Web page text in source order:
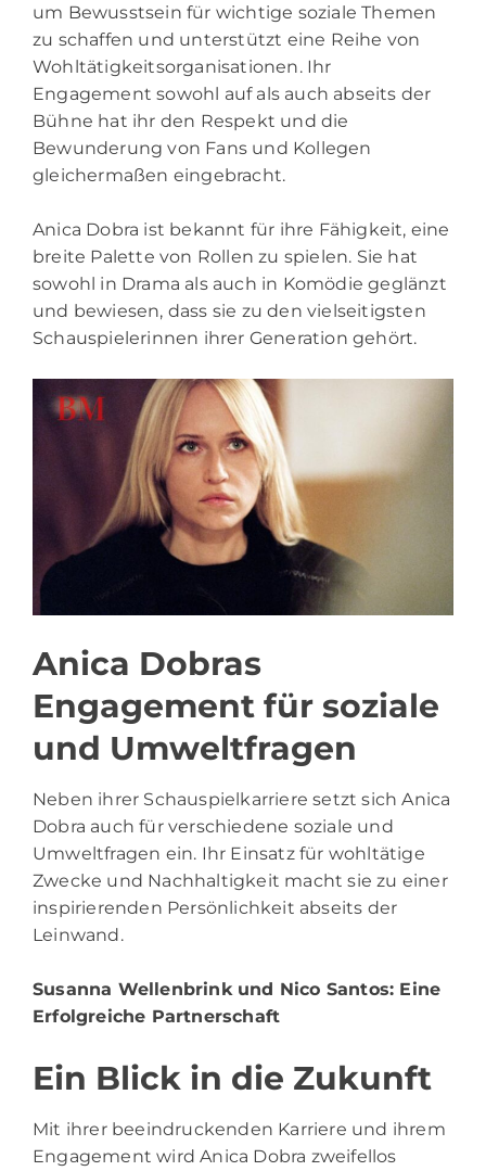
um Bewusstsein für wichtige soziale Themen
zu schaffen und unterstützt eine Reihe von
Wohltätigkeitsorganisationen. Ihr
Engagement sowohl auf als auch abseits der
Bühne hat ihr den Respekt und die
Bewunderung von Fans und Kollegen
gleichermaßen eingebracht.
Anica Dobra ist bekannt für ihre Fähigkeit, eine
breite Palette von Rollen zu spielen. Sie hat
sowohl in Drama als auch in Komödie geglänzt
und bewiesen, dass sie zu den vielseitigsten
Schauspielerinnen ihrer Generation gehört.
Anica Dobras
Engagement für soziale
und Umweltfragen
Neben ihrer Schauspielkarriere setzt sich Anica
Dobra auch für verschiedene soziale und
Umweltfragen ein. Ihr Einsatz für wohltätige
Zwecke und Nachhaltigkeit macht sie zu einer
inspirierenden Persönlichkeit abseits der
Leinwand.
Susanna Wellenbrink und Nico Santos: Eine
Erfolgreiche Partnerschaft
Ein Blick in die Zukunft
Mit ihrer beeindruckenden Karriere und ihrem
Engagement wird Anica Dobra zweifellos